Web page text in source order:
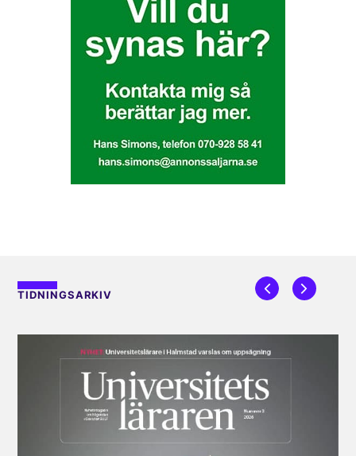
TIDNINGSARKIV